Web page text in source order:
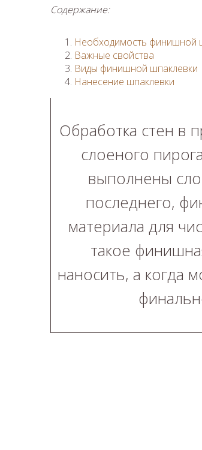
Содержание:
Необходимость финишной
Важные свойства
Виды финишной шпаклевки
Нанесение шпаклевки
Обработка стен в
слоеного
выполнены
последнего,
материала для
такое
наносить, а когда